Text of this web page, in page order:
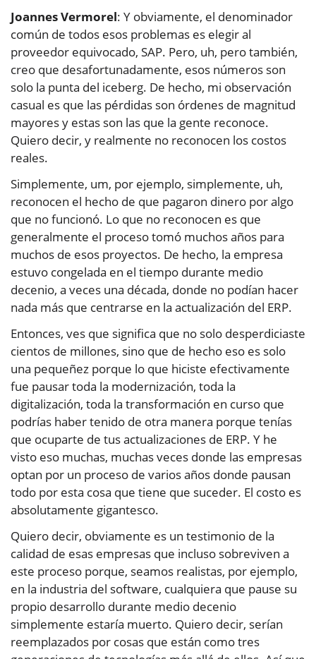
Joannes Vermorel: Y obviamente, el denominador
común de todos esos problemas es elegir al
proveedor equivocado, SAP. Pero, uh, pero también,
creo que desafortunadamente, esos números son
solo la punta del iceberg. De hecho, mi observación
casual es que las pérdidas son órdenes de magnitud
mayores y estas son las que la gente reconoce.
Quiero decir, y realmente no reconocen los costos
reales.
Simplemente, um, por ejemplo, simplemente, uh,
reconocen el hecho de que pagaron dinero por algo
que no funcionó. Lo que no reconocen es que
generalmente el proceso tomó muchos años para
muchos de esos proyectos. De hecho, la empresa
estuvo congelada en el tiempo durante medio
decenio, a veces una década, donde no podían hacer
nada más que centrarse en la actualización del ERP.
Entonces, ves que significa que no solo desperdiciaste
cientos de millones, sino que de hecho eso es solo
una pequeñez porque lo que hiciste efectivamente
fue pausar toda la modernización, toda la
digitalización, toda la transformación en curso que
podrías haber tenido de otra manera porque tenías
que ocuparte de tus actualizaciones de ERP. Y he
visto eso muchas, muchas veces donde las empresas
optan por un proceso de varios años donde pausan
todo por esta cosa que tiene que suceder. El costo es
absolutamente gigantesco.
Quiero decir, obviamente es un testimonio de la
calidad de esas empresas que incluso sobreviven a
este proceso porque, seamos realistas, por ejemplo,
en la industria del software, cualquiera que pause su
propio desarrollo durante medio decenio
simplemente estaría muerto. Quiero decir, serían
reemplazados por cosas que están como tres